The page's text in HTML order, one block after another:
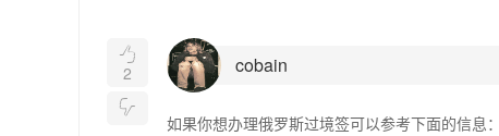

2

cobain
如果你想办理俄罗斯过境签可以参考下面的信息